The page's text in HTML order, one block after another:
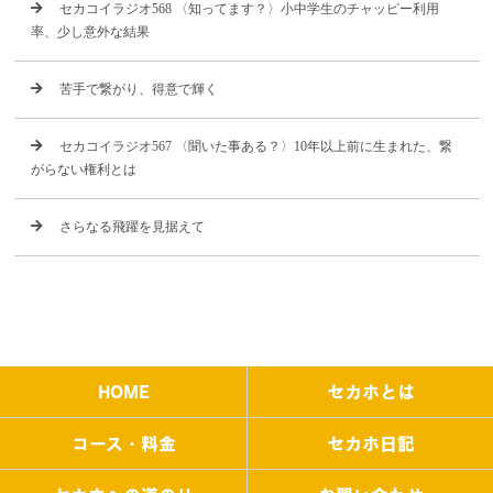
セカコイラジオ568 〈知ってます？〉小中学生のチャッピー利用
率、少し意外な結果
苦手で繋がり、得意で輝く
セカコイラジオ567 〈聞いた事ある？〉10年以上前に生まれた、繋
がらない権利とは
さらなる飛躍を見据えて
HOME セカホとは
コース・料金 セカホ日記